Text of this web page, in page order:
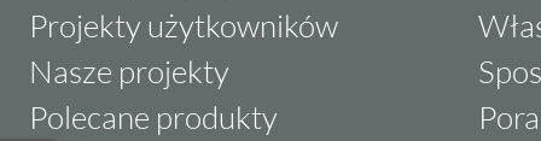
Projekty użytkowników
Nasze projekty
Polecane produkty